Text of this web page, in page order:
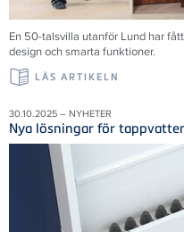
En 50-talsvilla utanför Lund har
design och smarta funktioner.
LÄS ARTIKELN
30.10.2025 – NYHETER
Nya lösningar för